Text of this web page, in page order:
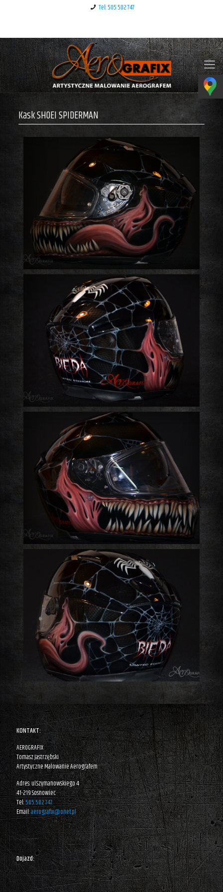
Tel: 505 502 747
Kask SHOEI SPIDERMAN
KONTAKT:
AEROGRAFIX
Tomasz Jastrzębski
Artystyczne Malowanie Aerografem
Adres: ul.Szymanowskiego 4
41-219 Sosnowiec
Tel:505 502 747
Email:aerografix@onet.pl
Dojazd: